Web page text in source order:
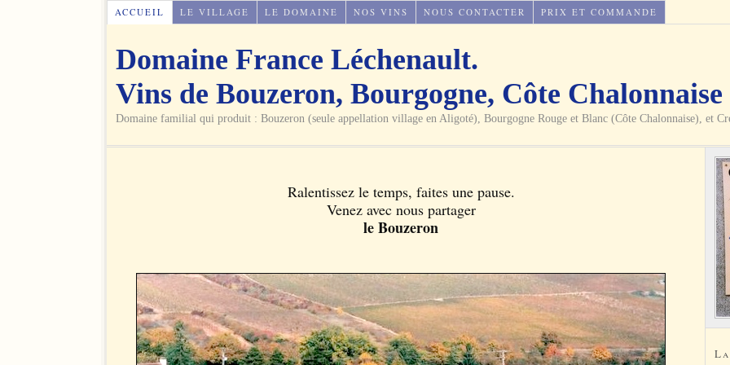
ACCUEIL LE VILLAGE LE DOMAINE NOS VINS NOUS CONTACTER PRIX ET COMMANDE
Domaine France Léchenault.
Vins de Bouzeron, Bourgogne, Côte Chalonnaise
Domaine familial qui produit : Bouzeron (seule appellation village en Aligoté), Bourgogne Rouge et Blanc (Côte Chalonnaise), et
Ralentissez le temps, faites une pause.
Venez avec nous partager
le Bouzeron